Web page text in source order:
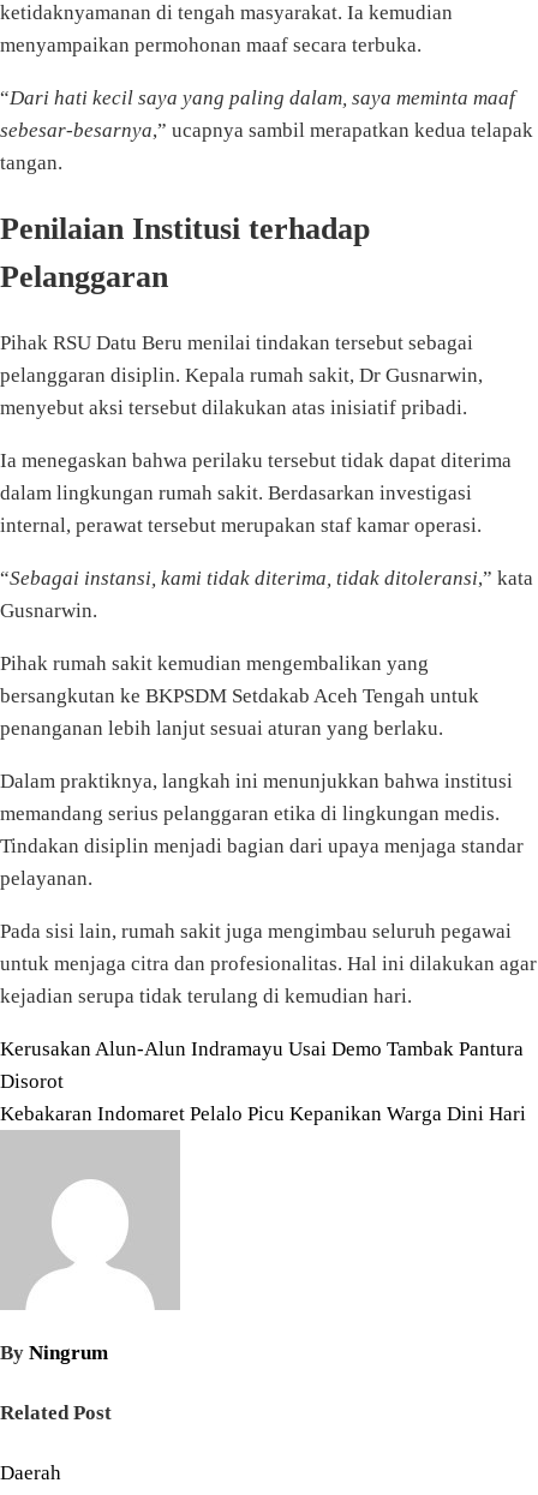
ketidaknyamanan di tengah masyarakat. Ia kemudian
menyampaikan permohonan maaf secara terbuka.
“Dari hati kecil saya yang paling dalam, saya meminta maaf
sebesar-besarnya,” ucapnya sambil merapatkan kedua telapak
tangan.
Penilaian Institusi terhadap
Pelanggaran
Pihak RSU Datu Beru menilai tindakan tersebut sebagai
pelanggaran disiplin. Kepala rumah sakit, Dr Gusnarwin,
menyebut aksi tersebut dilakukan atas inisiatif pribadi.
Ia menegaskan bahwa perilaku tersebut tidak dapat diterima
dalam lingkungan rumah sakit. Berdasarkan investigasi
internal, perawat tersebut merupakan staf kamar operasi.
“Sebagai instansi, kami tidak diterima, tidak ditoleransi,” kata
Gusnarwin.
Pihak rumah sakit kemudian mengembalikan yang
bersangkutan ke BKPSDM Setdakab Aceh Tengah untuk
penanganan lebih lanjut sesuai aturan yang berlaku.
Dalam praktiknya, langkah ini menunjukkan bahwa institusi
memandang serius pelanggaran etika di lingkungan medis.
Tindakan disiplin menjadi bagian dari upaya menjaga standar
pelayanan.
Pada sisi lain, rumah sakit juga mengimbau seluruh pegawai
untuk menjaga citra dan profesionalitas. Hal ini dilakukan agar
kejadian serupa tidak terulang di kemudian hari.
Navigasi
pos
Kerusakan Alun-Alun Indramayu Usai Demo Tambak Pantura
Disorot
Kebakaran Indomaret Pelalo Picu Kepanikan Warga Dini Hari
By Ningrum
Related Post
Daerah